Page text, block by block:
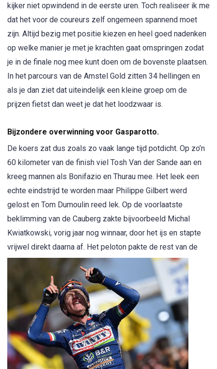
kijker niet opwindend in de eerste uren. Toch realiseer ik me
dat het voor de coureurs zelf ongemeen spannend moet
zijn. Altijd bezig met positie kiezen en heel goed nadenken
op welke manier je met je krachten gaat omspringen zodat
je in de finale nog mee kunt doen om de bovenste plaatsen.
In het parcours van de Amstel Gold zitten 34 hellingen en
als je dan ziet dat uiteindelijk een kleine groep om de
prijzen fietst dan weet je dat het loodzwaar is.
Bijzondere overwinning voor Gasparotto.
De koers zat dus zoals zo vaak lange tijd potdicht. Op zo’n
60 kilometer van de finish viel Tosh Van der Sande aan en
kreeg mannen als Bonifazio en Thurau mee. Het leek een
echte eindstrijd te worden maar Philippe Gilbert werd
gelost en Tom Dumoulin reed lek. Op de voorlaatste
beklimming van de Cauberg zakte bijvoorbeeld Michal
Kwiatkowski, vorig jaar nog winnaar, door het ijs en stapte
vrijwel direkt daarna af. Het peloton pakte de rest van de